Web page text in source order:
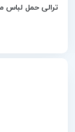
ترالی حمل لباس